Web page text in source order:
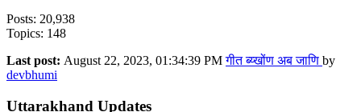
Posts: 20,938
Topics: 148
Last post: August 22, 2023, 01:34:39 PMगीत ब्य्खोंण अब जाणि by
devbhumi
Uttarakhand Updates